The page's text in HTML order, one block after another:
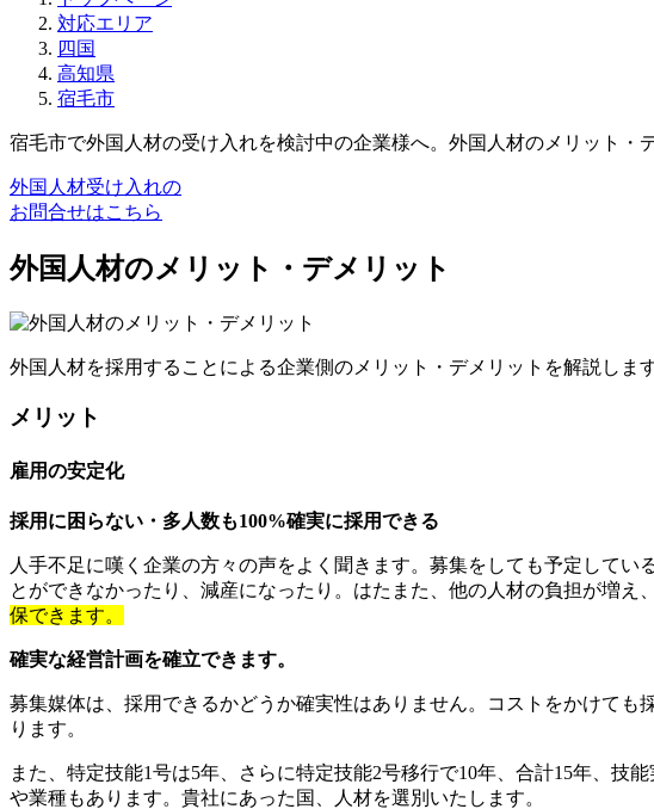
対応エリア
四国
高知県
宿毛市
宿毛市で外国人材の受け入れを検討中の企業様へ。外国人材のメリット・
外国人材受け入れの
お問合せはこちら
外国人材のメリット・デメリット
外国人材を採用することによる企業側のメリット・デメリットを解説します
メリット
雇用の安定化
採用に困らない・多人数も100%確実に採用できる
人手不足に嘆く企業の方々の声をよく聞きます。募集をしても予定して
とができなかったり、減産になったり。はたまた、他の人材の負担が増え
保できます。
確実な経営計画を確立できます。
募集媒体は、採用できるかどうか確実性はありません。コストをかけて
ります。
また、特定技能1号は5年、さらに特定技能2号移行で10年、合計15年、技
や業種もあります。貴社にあった国、人材を選別いたします。